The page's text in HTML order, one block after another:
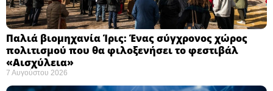
Παλιά βιομηχανία Ίρις: Ένας σύγχρονος χώρος
πολιτισμού που θα φιλοξενήσει το φεστιβάλ
«Αισχύλεια» ​
7 Αυγούστου 2026